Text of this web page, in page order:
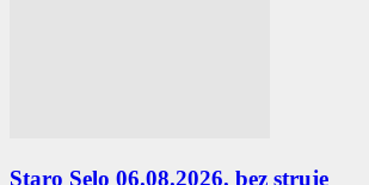
Staro Selo 06.08.2026. bez struje